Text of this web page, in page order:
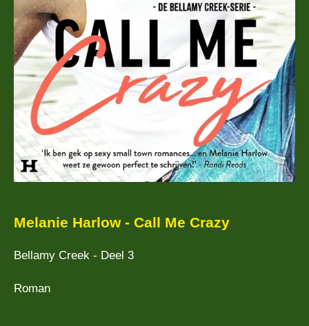
Melanie Harlow - Call Me Crazy
Bellamy Creek - Deel 3
Roman